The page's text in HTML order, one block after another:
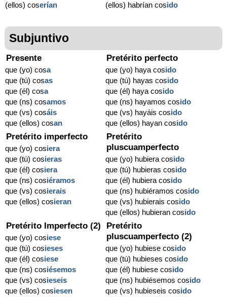
(ellos) coserían
(ellos) habrían cosido
Subjuntivo
Presente
que (yo) cosa
que (tú) cosas
que (él) cosa
que (ns) cosamos
que (vs) cosáis
que (ellos) cosan
Pretérito perfecto
que (yo) haya cosido
que (tú) hayas cosido
que (él) haya cosido
que (ns) hayamos cosido
que (vs) hayáis cosido
que (ellos) hayan cosido
Pretérito imperfecto
que (yo) cosiera
que (tú) cosieras
que (él) cosiera
que (ns) cosiéramos
que (vs) cosierais
que (ellos) cosieran
Pretérito
pluscuamperfecto
que (yo) hubiera cosido
que (tú) hubieras cosido
que (él) hubiera cosido
que (ns) hubiéramos cosido
que (vs) hubierais cosido
que (ellos) hubieran cosido
Pretérito Imperfecto (2)
que (yo) cosiese
que (tú) cosieses
que (él) cosiese
que (ns) cosiésemos
que (vs) cosieseis
que (ellos) cosiesen
Pretérito
pluscuamperfecto (2)
que (yo) hubiese cosido
que (tú) hubieses cosido
que (él) hubiese cosido
que (ns) hubiésemos cosido
que (vs) hubieseis cosido